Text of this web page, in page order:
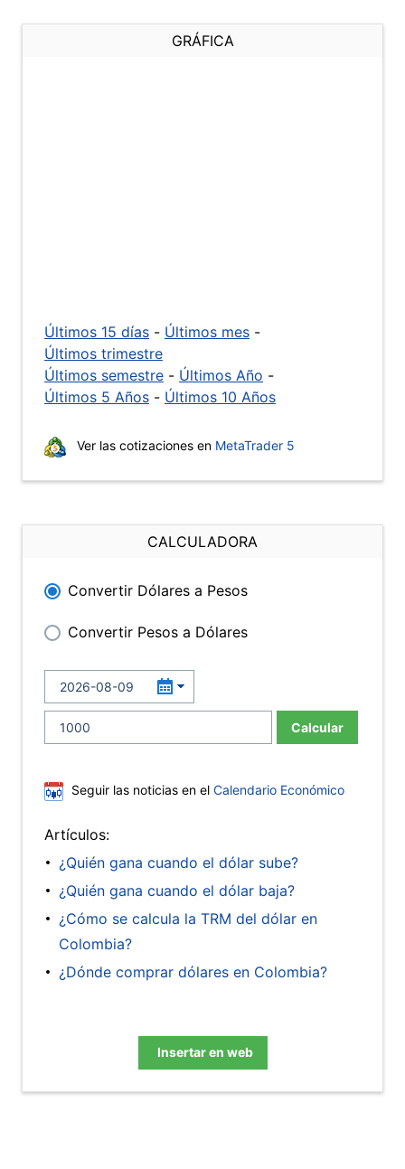
GRÁFICA
Últimos 15 días - Últimos mes -
Últimos trimestre
Últimos semestre - Últimos Año -
Últimos 5 Años - Últimos 10 Años
Ver las cotizaciones en MetaTrader 5
CALCULADORA
Convertir Dólares a Pesos
Convertir Pesos a Dólares
Calcular
Seguir las noticias en el Calendario Económico
Artículos:
¿Quién gana cuando el dólar sube?
¿Quién gana cuando el dólar baja?
¿Cómo se calcula la TRM del dólar en
Colombia?
¿Dónde comprar dólares en Colombia?
Insertar en web